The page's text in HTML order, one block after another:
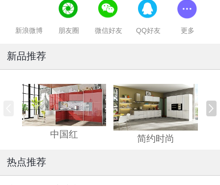
新浪微博 朋友圈 微信好友 QQ好友 更多
新品推荐
中国红 简约时尚
热点推荐